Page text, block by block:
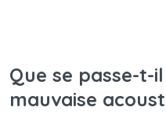
Que se passe-t-
mauvaise